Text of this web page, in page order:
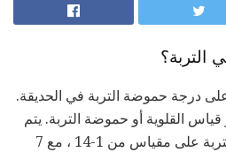
التربة؟
درجة حموضة التربة في الحديقة.
قياس القلوية أو حموضة التربة. يتم
قياس درجة الحموضة في التربة على مقياس من 1-14 ، مع 7